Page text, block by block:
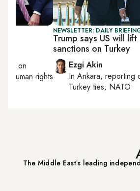
NEWSLETTER: DAILY
Trump says US will
sanctions on Turkey
Ezgi Akin
In Ankara, reporting
Turkey ties, NATO
on
human rights
The Middle Eastʼs leading